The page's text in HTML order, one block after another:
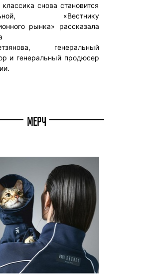
снова становится
«Вестнику
рынка» рассказала
генеральный
и генеральный продюсер
МЕРЧ